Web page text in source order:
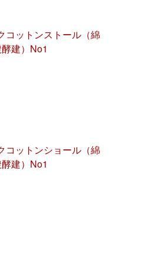
コットンストール（綿
建）No1
コットンショール（綿
建）No1